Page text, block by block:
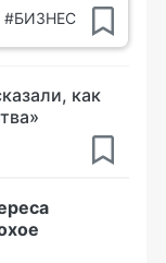
#БИЗНЕС
как